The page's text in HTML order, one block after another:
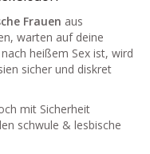
Frauen aus
warten auf deine
heißem Sex ist, wird
sicher und diskret
mit Sicherheit
schwule & lesbische